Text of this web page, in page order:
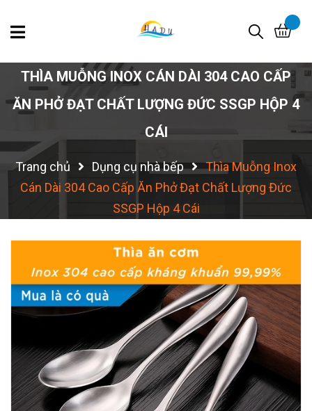
THÌA MUỖNG INOX CÁN DÀI 304 CAO CẤP
ĂN PHỞ ĐẠT CHẤT LƯỢNG ĐỨC SSGP HỘP 4
CÁI
Trang chủ Dụng cụ nhà bếp
Thìa Muỗng Inox
Cán Dài 304 Cao Cấp Ăn Phở Đạt Chất Lượng Đức
SSGP Hộp 4 Cái